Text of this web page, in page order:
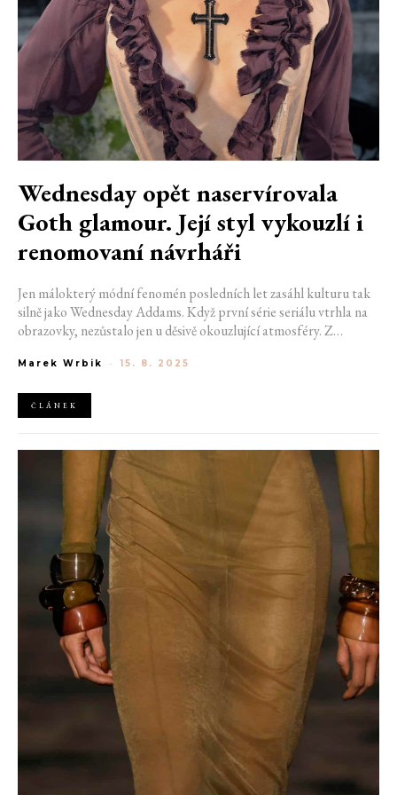
Wednesday opět naservírovala
Goth glamour. Její styl vykouzlí i
renomovaní návrháři
Jen málokterý módní fenomén posledních let zasáhl kulturu tak
silně jako Wednesday Addams. Když první série seriálu vtrhla na
obrazovky, nezůstalo jen u děsivě okouzlující atmosféry. Z
druhou sérií, která nyní přichází na Netflix, je jasné, že se do něj
Marek Wrbik - 15. 8. 2025
ČLÁNEK